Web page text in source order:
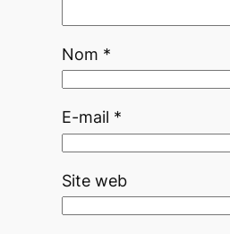
Nom *
E-mail *
Site web